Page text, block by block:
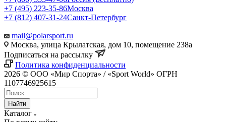
+7 (495) 223-35-86Москва
+7 (812) 407-31-24Санкт-Петербург
mail@polarsport.ru
Москва, улица Крылатская, дом 10, помещение 238а
Подписаться на рассылку
Политика конфиденциальности
2026 © ООО «Мир Спорта» / «Sport World» ОГРН
1107746925615
Найти
Каталог